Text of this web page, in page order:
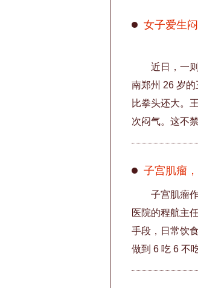
女子爱生
近日，一
南郑州 26 岁
比拳头还大。
次闷气。这不
子宫肌瘤
子宫肌瘤
医院的程航主
手段，日常饮
做到 6 吃 6 不